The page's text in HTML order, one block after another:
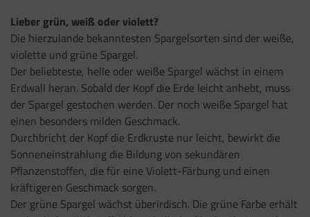
Lieber grün, weiß oder violett?
Die hierzulande bekanntesten Spargelsorten sind der weiße,
violette und grüne Spargel.
Der beliebteste, helle oder weiße Spargel wächst in einem
Erdwall heran. Sobald der Kopf die Erde leicht anhebt, muss
der Spargel gestochen werden. Der noch weiße Spargel hat
einen besonders milden Geschmack.
Durchbricht der Kopf die Erdkruste nur leicht, bewirkt die
Sonneneinstrahlung die Bildung von sekundären
Pflanzenstoffen, die für eine Violett-Färbung und einen
kräftigeren Geschmack sorgen.
Der grüne Spargel wächst überirdisch. Die grüne Farbe erhält